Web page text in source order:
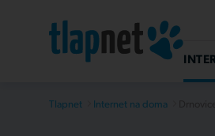
Tlapnet Internet na doma